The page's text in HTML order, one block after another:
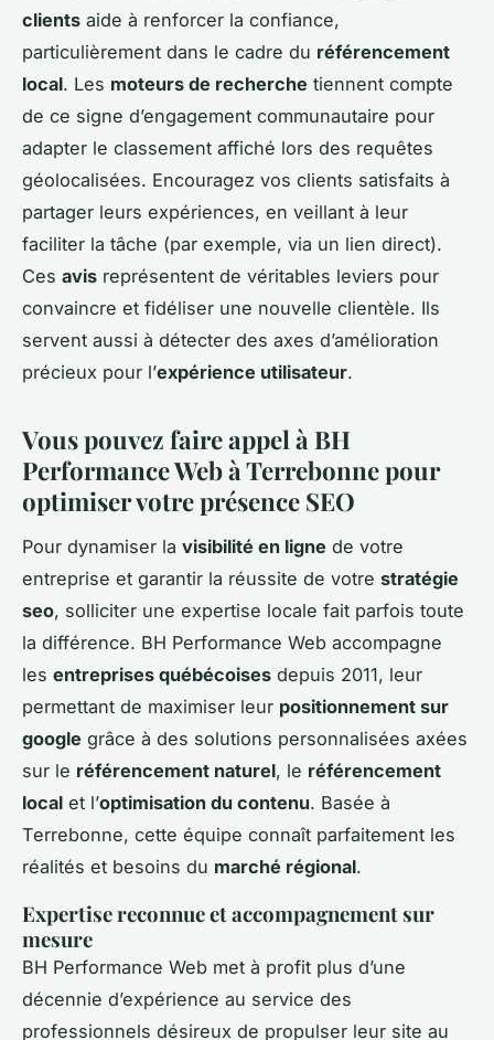
clients aide à renforcer la confiance,
particulièrement dans le cadre du référencement
local. Les moteurs de recherche tiennent compte
de ce signe d’engagement communautaire pour
adapter le classement affiché lors des requêtes
géolocalisées. Encouragez vos clients satisfaits à
partager leurs expériences, en veillant à leur
faciliter la tâche (par exemple, via un lien direct).
Ces avis représentent de véritables leviers pour
convaincre et fidéliser une nouvelle clientèle. Ils
servent aussi à détecter des axes d’amélioration
précieux pour l’expérience utilisateur.
Vous pouvez faire appel à BH
Performance Web à Terrebonne pour
optimiser votre présence SEO
Pour dynamiser la visibilité en ligne de votre
entreprise et garantir la réussite de votre stratégie
seo, solliciter une expertise locale fait parfois toute
la différence. BH Performance Web accompagne
les entreprises québécoises depuis 2011, leur
permettant de maximiser leur positionnement sur
google grâce à des solutions personnalisées axées
sur le référencement naturel, le référencement
local et l’optimisation du contenu. Basée à
Terrebonne, cette équipe connaît parfaitement les
réalités et besoins du marché régional.
Expertise reconnue et accompagnement sur
mesure
BH Performance Web met à profit plus d’une
décennie d’expérience au service des
professionnels désireux de propulser leur site au